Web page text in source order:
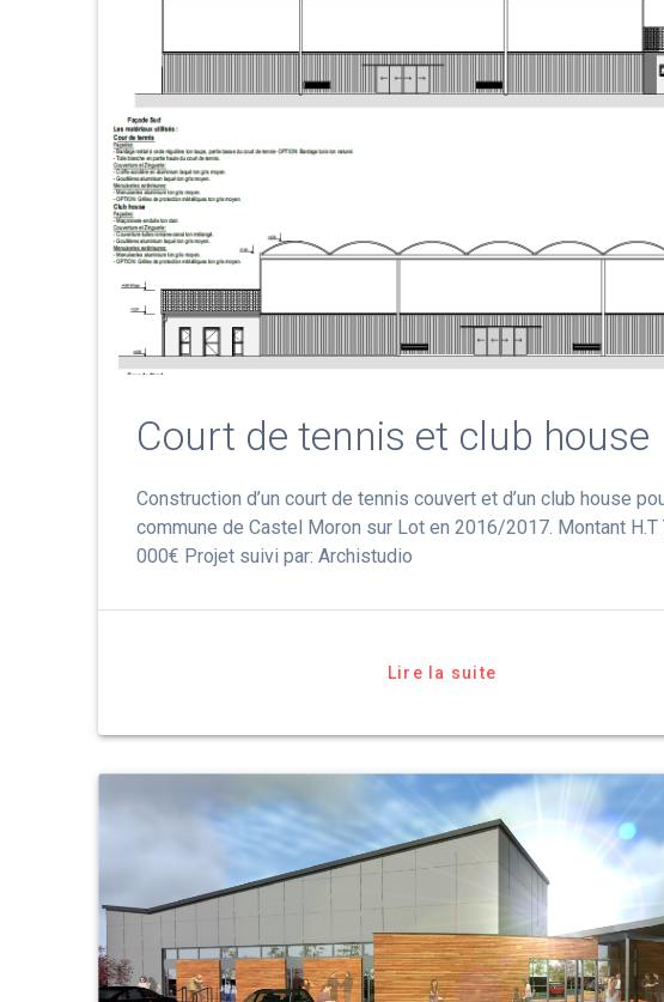
Court de tennis et club house
Construction d’un court de tennis couvert et d’un club house
commune de Castel Moron sur Lot en 2016/2017. Montant H.T
000€ Projet suivi par: Archistudio
Lire la suite